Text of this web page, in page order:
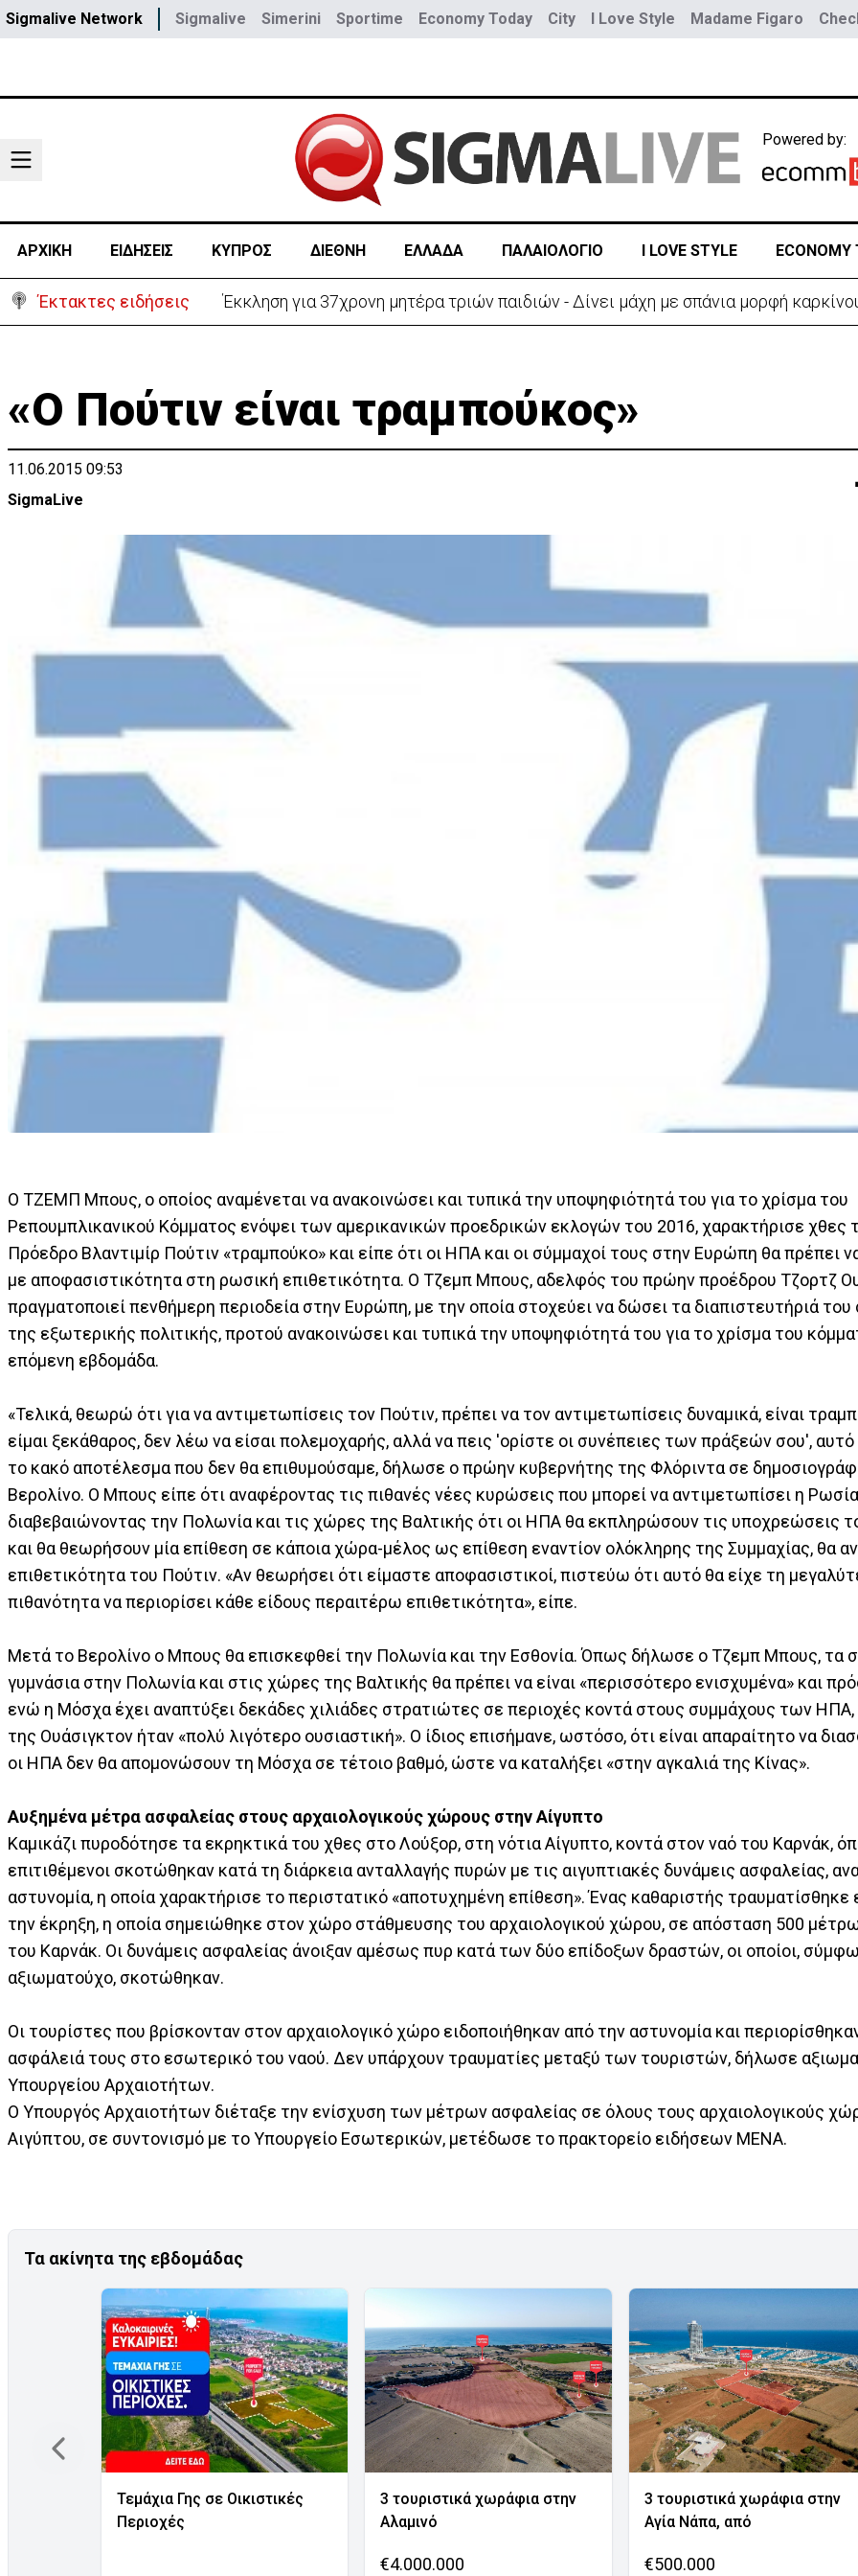
Sigmalive Network Sigmalive Simerini Sportime Economy Today City I Love Style Madame Figaro
Powered by:
ΑΡΧΙΚΗ ΕΙΔΗΣΕΙΣ ΚΥΠΡΟΣ ΔΙΕΘΝΗ ΕΛΛΑΔΑ ΠΑΛΑΙΟΛΟΓΙΟ I LOVE STYLE ECONOMY
Έκτακτες ειδήσεις Γερμανία: Συγκρούστηκαν δύο τραμ - Τουλάχιστον 25 τραυματίες, οι 7 σοβαρά
«Ο Πούτιν είναι τραμπούκος»
11.06.2015 09:53
SigmaLive
Ο ΤΖΕΜΠ Μπους, ο οποίος αναμένεται να ανακοινώσει και τυπικά την υποψηφιότητά του για το χρίσμα του
Ρεπουμπλικανικού Κόμματος ενόψει των αμερικανικών προεδρικών εκλογών του 2016, χαρακτήρισε χθες
Πρόεδρο Βλαντιμίρ Πούτιν «τραμπούκο» και είπε ότι οι ΗΠΑ και οι σύμμαχοί τους στην Ευρώπη θα πρέπει
με αποφασιστικότητα στη ρωσική επιθετικότητα. Ο Τζεμπ Μπους, αδελφός του πρώην προέδρου Τζορτζ
πραγματοποιεί πενθήμερη περιοδεία στην Ευρώπη, με την οποία στοχεύει να δώσει τα διαπιστευτήριά
της εξωτερικής πολιτικής, προτού ανακοινώσει και τυπικά την υποψηφιότητά του για το χρίσμα του
επόμενη εβδομάδα.
«Τελικά, θεωρώ ότι για να αντιμετωπίσεις τον Πούτιν, πρέπει να τον αντιμετωπίσεις δυναμικά, είναι
είμαι ξεκάθαρος, δεν λέω να είσαι πολεμοχαρής, αλλά να πεις 'ορίστε οι συνέπειες των πράξεών σου',
το κακό αποτέλεσμα που δεν θα επιθυμούσαμε, δήλωσε ο πρώην κυβερνήτης της Φλόριντα σε
Βερολίνο. Ο Μπους είπε ότι αναφέροντας τις πιθανές νέες κυρώσεις που μπορεί να αντιμετωπίσει η
διαβεβαιώνοντας την Πολωνία και τις χώρες της Βαλτικής ότι οι ΗΠΑ θα εκπληρώσουν τις υποχρεώσεις
και θα θεωρήσουν μία επίθεση σε κάποια χώρα-μέλος ως επίθεση εναντίον ολόκληρης της Συμμαχίας, θα
επιθετικότητα του Πούτιν. «Αν θεωρήσει ότι είμαστε αποφασιστικοί, πιστεύω ότι αυτό θα είχε τη
πιθανότητα να περιορίσει κάθε είδους περαιτέρω επιθετικότητα», είπε.
Μετά το Βερολίνο ο Μπους θα επισκεφθεί την Πολωνία και την Εσθονία. Όπως δήλωσε ο Τζεμπ Μπους, τα
γυμνάσια στην Πολωνία και στις χώρες της Βαλτικής θα πρέπει να είναι «περισσότερο ενισχυμένα» και
ενώ η Μόσχα έχει αναπτύξει δεκάδες χιλιάδες στρατιώτες σε περιοχές κοντά στους συμμάχους των
της Ουάσιγκτον ήταν «πολύ λιγότερο ουσιαστική». Ο ίδιος επισήμανε, ωστόσο, ότι είναι απαραίτητο να
οι ΗΠΑ δεν θα απομονώσουν τη Μόσχα σε τέτοιο βαθμό, ώστε να καταλήξει «στην αγκαλιά της Κίνας».
Αυξημένα μέτρα ασφαλείας στους αρχαιολογικούς χώρους στην Αίγυπτο
Καμικάζι πυροδότησε τα εκρηκτικά του χθες στο Λούξορ, στη νότια Αίγυπτο, κοντά στον ναό του Καρνάκ,
επιτιθέμενοι σκοτώθηκαν κατά τη διάρκεια ανταλλαγής πυρών με τις αιγυπτιακές δυνάμεις ασφαλείας,
αστυνομία, η οποία χαρακτήρισε το περιστατικό «αποτυχημένη επίθεση». Ένας καθαριστής
την έκρηξη, η οποία σημειώθηκε στον χώρο στάθμευσης του αρχαιολογικού χώρου, σε απόσταση 500
του Καρνάκ. Οι δυνάμεις ασφαλείας άνοιξαν αμέσως πυρ κατά των δύο επίδοξων δραστών, οι οποίοι,
αξιωματούχο, σκοτώθηκαν.
Οι τουρίστες που βρίσκονταν στον αρχαιολογικό χώρο ειδοποιήθηκαν από την αστυνομία και
ασφάλειά τους στο εσωτερικό του ναού. Δεν υπάρχουν τραυματίες μεταξύ των τουριστών, δήλωσε
Υπουργείου Αρχαιοτήτων.
Ο Υπουργός Αρχαιοτήτων διέταξε την ενίσχυση των μέτρων ασφαλείας σε όλους τους αρχαιολογικούς
Αιγύπτου, σε συντονισμό με το Υπουργείο Εσωτερικών, μετέδωσε το πρακτορείο ειδήσεων MENA.
Τα ακίνητα της εβδομάδας
Τεμάχια Γης σε Οικιστικές
Περιοχές
3 τουριστικά χωράφια στην
Αλαμινό
€4.000.000
3 τουριστικά χωράφια στην
Αγία Νάπα, από
€500.000